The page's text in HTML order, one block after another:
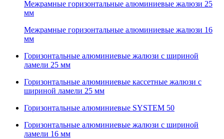
Межрамные горизонтальные алюминиевые жалюзи 25
мм
Межрамные горизонтальные алюминиевые жалюзи 16
мм
Горизонтальные алюминиевые жалюзи с шириной
ламели 25 мм
Горизонтальные алюминиевые кассетные жалюзи с
шириной ламели 25 мм
Горизонтальные алюминиевые SYSTEM 50
Горизонтальные алюминиевые жалюзи с шириной
ламели 16 мм